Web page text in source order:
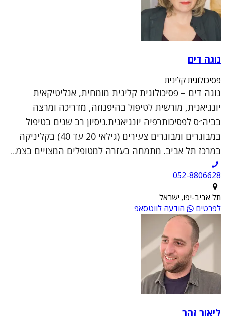
נוגה דים
פסיכולוגית קלינית
נוגה דים – פסיכולוגית קלינית מומחית, אנליטיקאית
יונגיאנית, מורשית לטיפול בהיפנוזה, מדריכה ומרצה
בביה״ס לפסיכותרפיה יונגיאנית.ניסיון רב שנים בטיפול
במבוגרים ומבוגרים צעירים (גילאי 20 עד 40) בקליניקה
במרכז תל אביב. מתמחה בעזרה למטופלים המצויים בצמ...
052-8806628
תל אביב-יפו, ישראל
לפרטים
הודעה לווטסאפ
ליאור זהר